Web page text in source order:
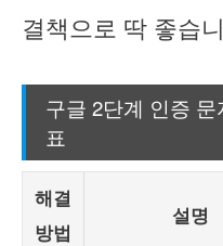
결책으로 딱 좋습
구글 2단계 인증
표
해결
방법
설명